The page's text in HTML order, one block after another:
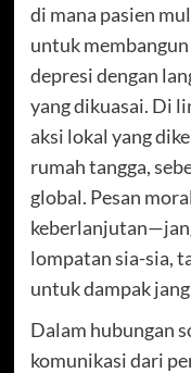
di mana pasien
untuk
depresi dengan
yang dikuasai. Di
aksi lokal yang
rumah tangga,
global. Pesan
lompatan sia-sia,
untuk dampak
Dalam hubungan
komunikasi dari